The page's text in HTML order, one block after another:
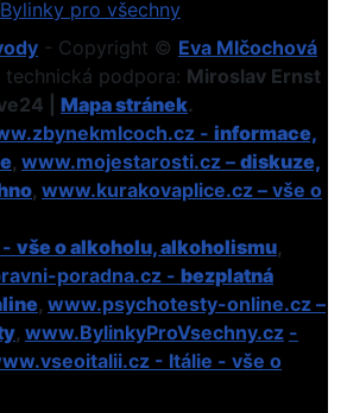
- Copyright © Eva Mlčochová
technická podpora: Miroslav Ernst
| Mapa stránek.
- informace,
, www.mojestarosti.cz – diskuze,
, www.kurakovaplice.cz – vše o
vše o alkoholu, alkoholismu,
poradna.cz - bezplatná
, www.psychotesty-online.cz –
, www.BylinkyProVsechny.cz -
- Itálie - vše o